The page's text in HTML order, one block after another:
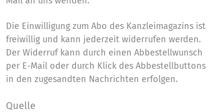
Die Einwilligung zum Abo des Kanzleimagazins ist
freiwillig und kann jederzeit widerrufen werden.
Der Widerruf kann durch einen Abbestellwunsch
per E-Mail oder durch Klick des Abbestellbuttons
in den zugesandten Nachrichten erfolgen.
Quelle